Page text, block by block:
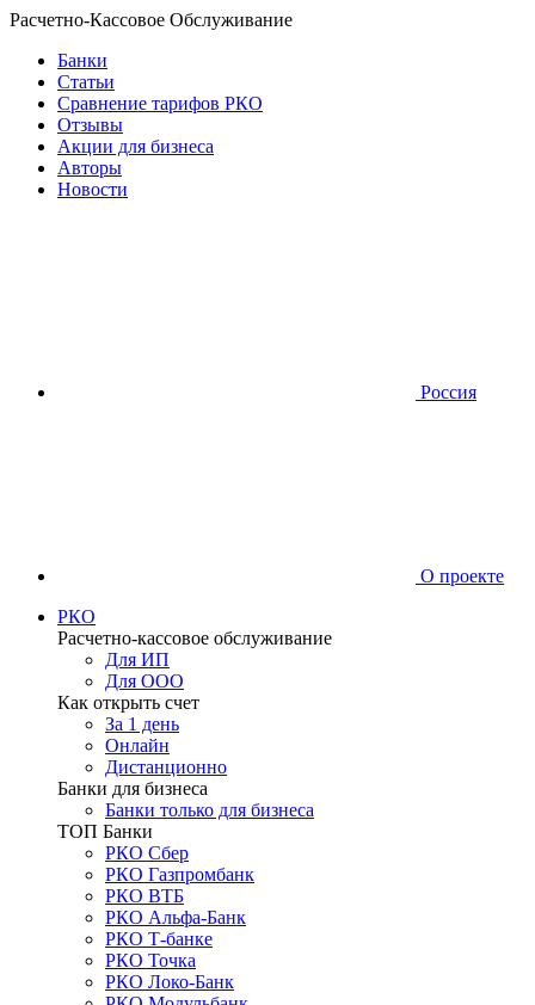
Расчетно-Кассовое Обслуживание
Банки
Статьи
Сравнение тарифов РКО
Отзывы
Акции для бизнеса
Авторы
Новости
Россия
О проекте
РКО
Расчетно-кассовое обслуживание
Для ИП
Для ООО
Как открыть счет
За 1 день
Онлайн
Дистанционно
Банки для бизнеса
Банки только для бизнеса
ТОП Банки
РКО Сбер
РКО Газпромбанк
РКО ВТБ
РКО Альфа-Банк
РКО Т-банке
РКО Точка
РКО Локо-Банк